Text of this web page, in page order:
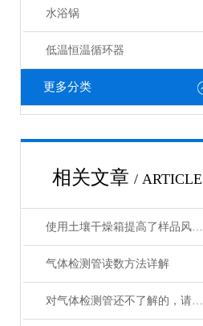
水浴锅
低温恒温循环器
更多分类
相关文章 / ARTICLE
使用土壤干燥箱提高了样品风干效率
气体检测管读数方法详解
对气体检测管还不了解的，请看这里！